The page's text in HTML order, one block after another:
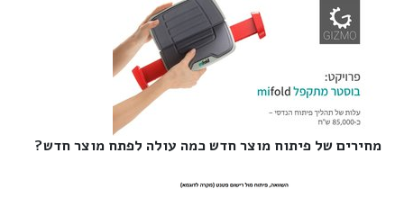
מחירים של פיתוח מוצר חדש כמה עולה לפתח מוצר חדש?‎